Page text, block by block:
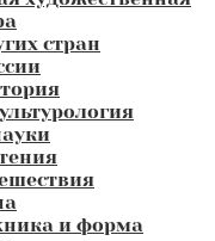
стран
и форма